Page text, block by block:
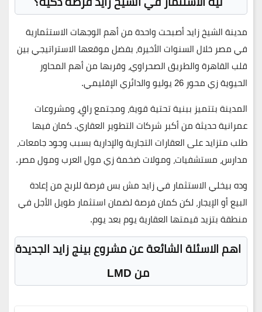
مدينة الشيخ زايد أصبحت واحدة من أهم الوجهات الاستثمارية
في مصر خلال السنوات الأخيرة، بفضل موقعها الاستراتيجي بين
قلب القاهرة والطريق الصحراوي، وقربها من أهم المحاور
الحيوية زي محور 26 يوليو والدائري الإقليمي.
المدينة بتتميز ببنية تحتية قوية، ومجتمع راقٍ، ومشروعات
عمرانية حديثة من أكبر شركات التطوير العقاري. كمان فيها
طلب متزايد على العقارات التجارية والإدارية بسبب وجود جامعات،
مدارس، مستشفيات، ومولات ضخمة زي مول العرب ومول مصر.
وده بيخلي الاستثمار في زايد مش بس فرصة للربح من إعادة
البيع أو الإيجار، لكن كمان فرصة لضمان استثمار طويل الأجل في
منطقة بتزيد قيمتها العقارية يوم بعد يوم.
اهم الاسئلة الشائعة عن مشروع بينج زايد الجديدة
من LMD